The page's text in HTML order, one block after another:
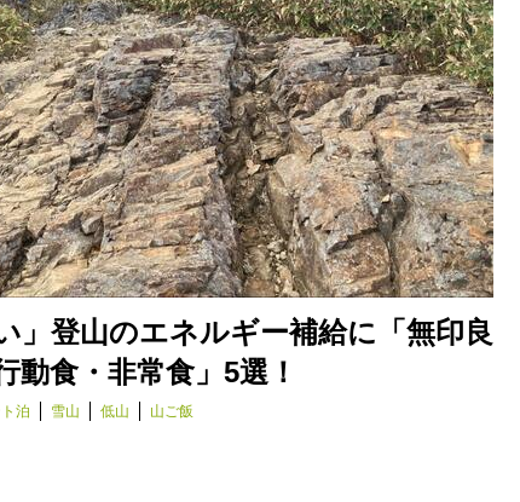
」登山のエネルギー補給に「無印良
動食・非常食」5選！
泊 雪山 低山 山ご飯